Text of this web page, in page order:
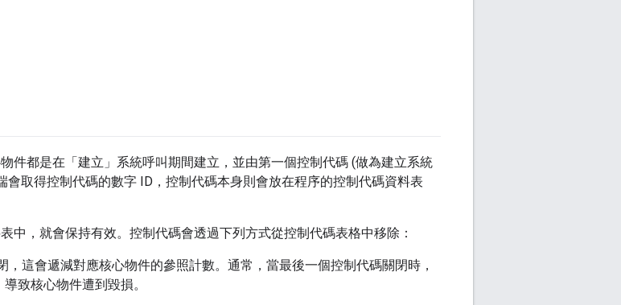
件都是在「建立」系統呼叫期間建立，並由第一個控制代碼 (做為建立系統
會取得控制代碼的數字 ID，控制代碼本身則會放在程序的控制代碼資料表
中，就會保持有效。控制代碼會透過下列方式從控制代碼表格中移除：
，這會遞減對應核心物件的參照計數。通常，當最後一個控制代碼關閉時，
致核心物件遭到毀損。